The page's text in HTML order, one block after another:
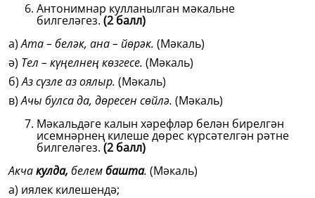
Антонимнар кулланылган мәкальне
билгеләгез.(2 балл)
а)Ата – беләк, ана – йөрәк. (Мәкаль)
ә) Тел – күңелнең көзгесе. (Мәкаль)
б)Аз сүзле аз оялыр. (Мәкаль)
в)Ачы булса да, дөресен сөйлә. (Мәкаль)
Мәкальдәге калын хәрефләр белән бирелгән
исемнәрнең килеше дөрес күрсәтелгән рәтне
билгеләгез. (2 балл)
Акчакулда, белембашта. (Мәкаль)
а) иялек килешендә;